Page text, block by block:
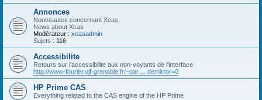
Annonces
Nouveautes concernant Xcas.
News about Xcas
Modérateur : xcasadmin
Sujets : 116
Accessibilite
Retours sur l'accessibilite aux non-voyants de l'interface
http://www-fourier.ujf-grenoble.fr/~par ... demirror=0
HP Prime CAS
Everything related to the CAS engine of the HP Prime